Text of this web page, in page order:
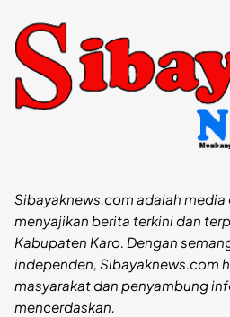
Sibayaknews.com adalah media
menyajikan berita terkini dan
Kabupaten Karo. Dengan
independen, Sibayaknews.com
masyarakat dan penyambung
mencerdaskan.